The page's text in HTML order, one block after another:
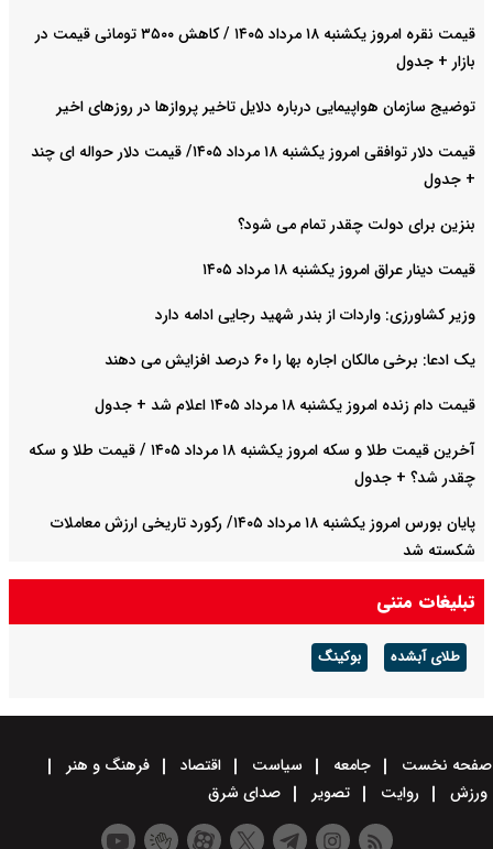
قیمت نقره امروز یکشنبه ۱۸ مرداد ۱۴۰۵ / کاهش ۳۵۰۰ تومانی قیمت در
بازار + جدول
توضیج سازمان هواپیمایی درباره دلایل تاخیر پروازها در روزهای اخیر
قیمت دلار توافقی امروز یکشنبه ۱۸ مرداد ۱۴۰۵/ قیمت دلار حواله ای چند
+ جدول
بنزین برای دولت چقدر تمام می شود؟
قیمت دینار عراق امروز یکشنبه ۱۸ مرداد ۱۴۰۵
وزیر کشاورزی: واردات از بندر شهید رجایی ادامه دارد
یک ادعا: برخی مالکان اجاره بها را ۶۰ درصد افزایش می دهند
قیمت دام زنده امروز یکشنبه ۱۸ مرداد ۱۴۰۵ اعلام شد + جدول
آخرین قیمت طلا و سکه امروز یکشنبه ۱۸ مرداد ۱۴۰۵ / قیمت طلا و سکه
چقدر شد؟ + جدول
پایان بورس امروز یکشنبه ۱۸ مرداد ۱۴۰۵/ رکورد تاریخی ارزش معاملات
شکسته شد
تبلیغات متنی
طلای آبشده بوکینگ
صفحه نخست جامعه سیاست اقتصاد
فرهنگ و هنر
ورزش
روایت تصویر صدای شرق